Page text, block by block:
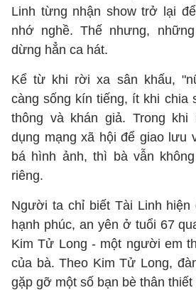
Linh từng nhận show trở lại
nhớ nghề. Thế nhưng,
dừng hẳn ca hát.
Kể từ khi rời xa sân khấu,
càng sống kín tiếng, ít khi chia
thông và khán giả. Trong
dụng mạng xã hội để giao lưu
bá hình ảnh, thì bà vẫn
riêng.
Người ta chỉ biết Tài Linh hiện
hạnh phúc, an yên ở tuổi 67
Kim Tử Long - một người em
của bà. Theo Kim Tử Long,
gặp gỡ một số bạn bè thân